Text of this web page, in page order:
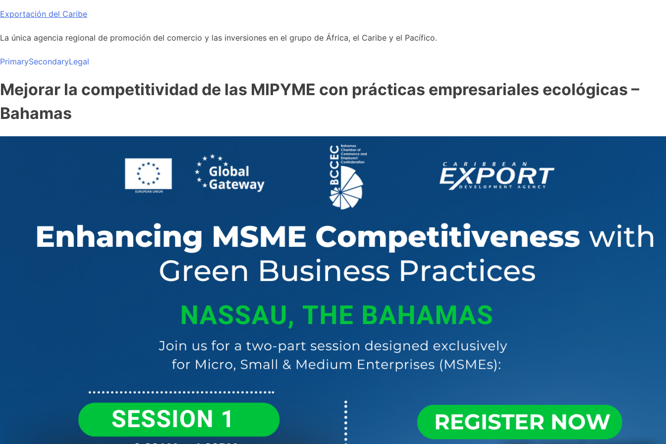
Skip
content
Exportación del Caribe
La única agencia regional de promoción del comercio y las inversiones en el grupo de África, el Caribe y el Pacífico.
PrimarySecondaryLegal
Mejorar la competitividad de las MIPYME con prácticas empresariales ecológicas –
Bahamas